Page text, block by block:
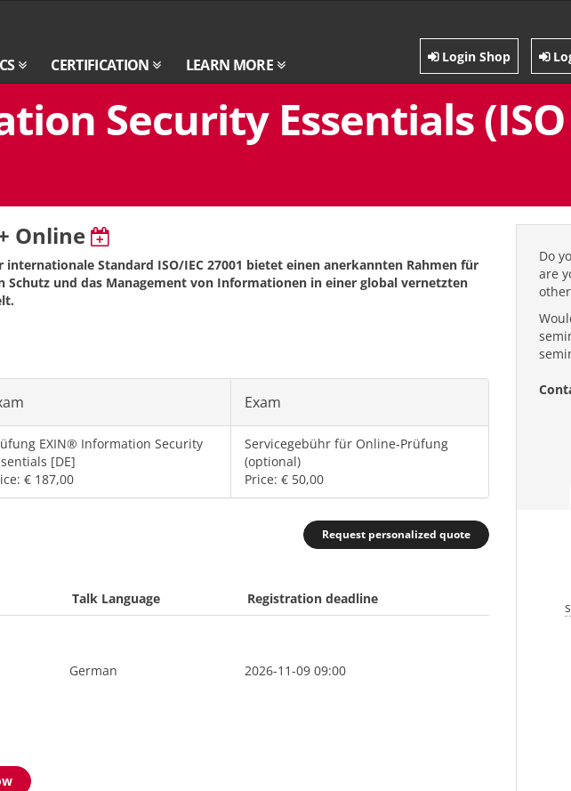
CERTIFICATION LEARN MORE Login Shop
Security Essentials (ISO
Online
internationale Standard ISO/IEC 27001 bietet einen anerkannten Rahmen für
Schutz und das Management von Informationen in einer global vernetzten
EXIN® Information Security
[DE]
€ 187,00
Exam
Servicegebühr für Online-Prüfung
(optional)
Price: € 50,00
Request personalized quote
Talk Language Registration deadline
German 2026-11-09 09:00
Do
are